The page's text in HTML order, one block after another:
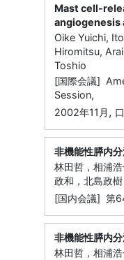
Mast cell-
angiogenesis
Oike Yuichi,
Hiromitsu,
Toshio
[国際会議]
Session,
2002年11月 ,
非機能性膵内
林田哲，相浦
政和，北島政樹
[国内会議] 第
非機能性膵内
林田哲，相浦